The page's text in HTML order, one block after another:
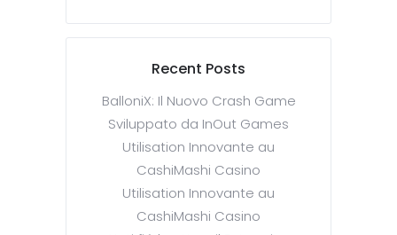
Recent Posts
BalloniX: Il Nuovo Crash Game
Sviluppato da InOut Games
Utilisation Innovante au
CashiMashi Casino
Utilisation Innovante au
CashiMashi Casino